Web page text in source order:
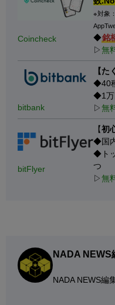
Coincheck
※対象
◆銘
▷無
bitbank
【た
◆40
◆1万
▷無
bitFlyer
【初
◆国
◆ト
つ
▷無
NADA NEWS
NADA NEWS編